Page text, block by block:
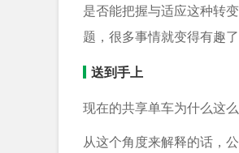
是否能把握与适应这种转
题，很多事情就变得有趣了
送到手上
现在的共享单车为什么这
从这个角度来解释的话，